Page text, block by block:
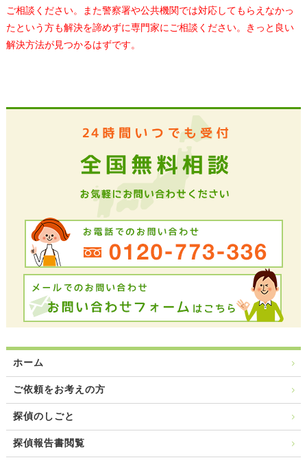
ご相談ください。また警察署や公共機関では対応してもらえなかっ
たという方も解決を諦めずに専門家にご相談ください。きっと良い
解決方法が見つかるはずです。
ホーム
ご依頼をお考えの方
探偵のしごと
探偵報告書閲覧